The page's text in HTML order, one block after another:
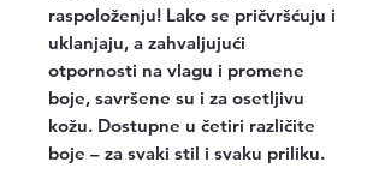
raspoloženju! Lako se pričvršćuju i
uklanjaju, a zahvaljujući
otpornosti na vlagu i promene
boje, savršene su i za osetljivu
kožu. Dostupne u četiri različite
boje – za svaki stil i svaku priliku.